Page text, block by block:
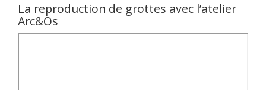
La reproduction de grottes avec l’atelier
Arc&Os